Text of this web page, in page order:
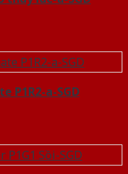
P1R2-a-SGD